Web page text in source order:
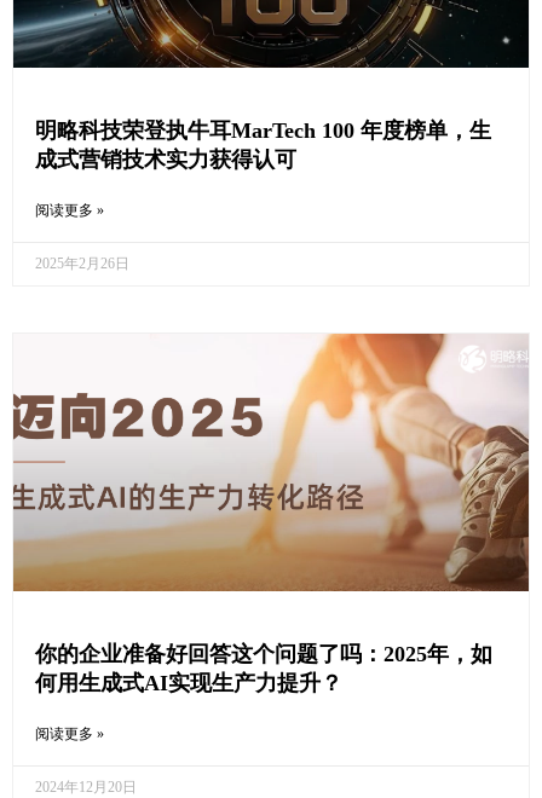
明略科技荣登执牛耳MarTech 100 年度榜单，生
成式营销技术实力获得认可
阅读更多 »
2025年2月26日
你的企业准备好回答这个问题了吗：2025年，如
何用生成式AI实现生产力提升？
阅读更多 »
2024年12月20日